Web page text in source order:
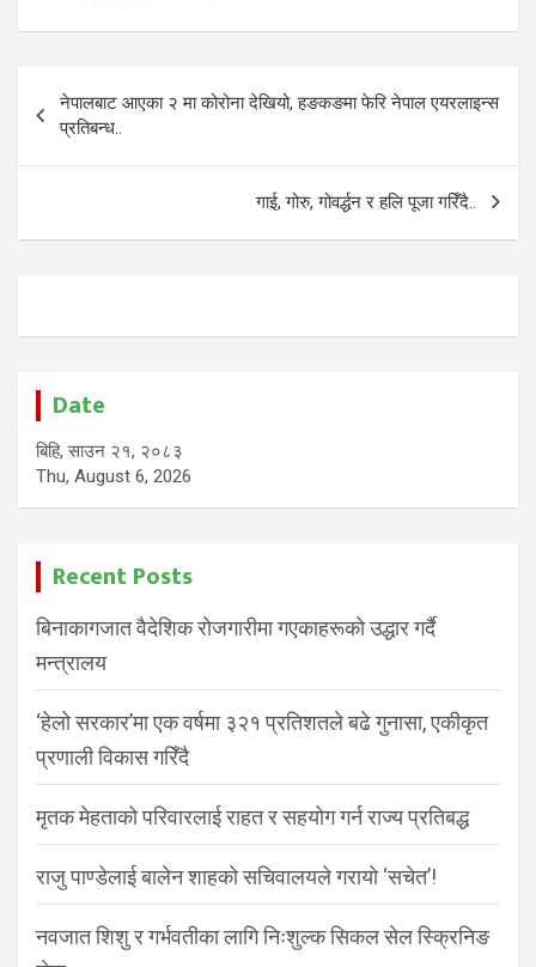
Post
navigation
नेपालबाट आएका २ मा कोरोना देखियो, हङकङमा फेरि नेपाल एयरलाइन्स
प्रतिबन्ध..
गाई, गोरु, गोवर्द्धन र हलि पूजा गरिँदै..
Date
बिहि, साउन २१, २०८३
Thu, August 6, 2026
Recent Posts
बिनाकागजात वैदेशिक रोजगारीमा गएकाहरूको उद्धार गर्दै
मन्त्रालय
‘हेलो सरकार’मा एक वर्षमा ३२१ प्रतिशतले बढे गुनासा, एकीकृत
प्रणाली विकास गरिँदै
मृतक मेहताको परिवारलाई राहत र सहयोग गर्न राज्य प्रतिबद्ध
राजु पाण्डेलाई बालेन शाहको सचिवालयले गरायो ‘सचेत’!
नवजात शिशु र गर्भवतीका लागि निःशुल्क सिकल सेल स्क्रिनिङ